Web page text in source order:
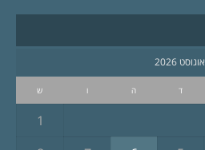
אוגוסט 2026
ד ה ו ש
1